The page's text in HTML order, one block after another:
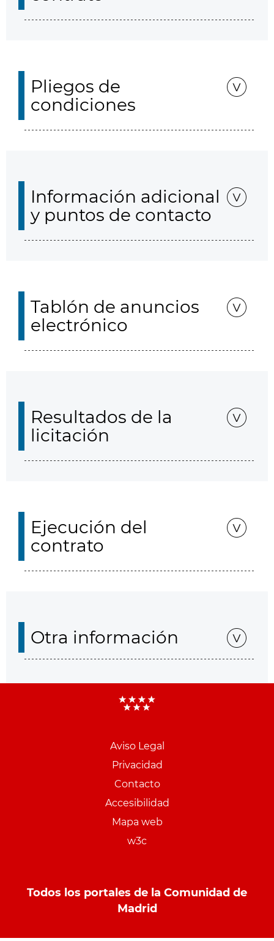
Pliegos de
condiciones
Información adicional
y puntos de contacto
Tablón de anuncios
electrónico
Resultados de la
licitación
Ejecución del
contrato
Otra información
Aviso Legal
Privacidad
Contacto
Accesibilidad
Mapa web
w3c
Todos los portales de la Comunidad de
Madrid